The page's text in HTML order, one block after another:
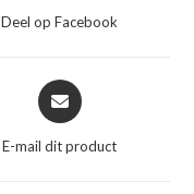
nieuw
Deel op Facebook
Opent
in
nieuw
E-mail dit product